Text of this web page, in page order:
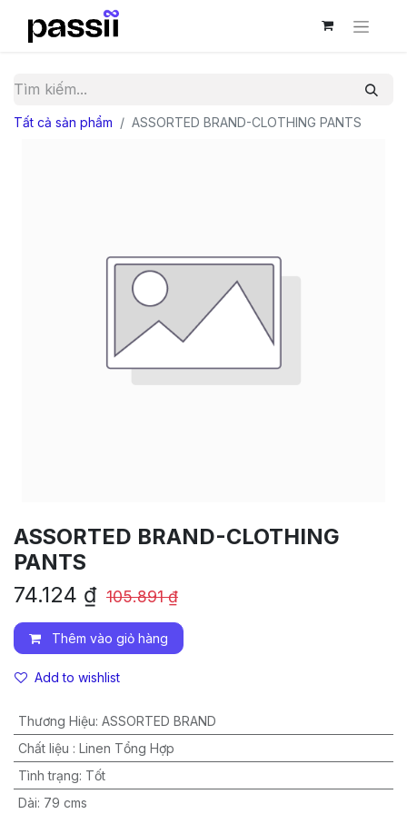
Tất cả sản phẩm ASSORTED BRAND-CLOTHING PANTS
ASSORTED BRAND-CLOTHING
PANTS
74.124 ₫ 105.891₫
Thêm vào giỏ hàng
Add to wishlist
Thương Hiệu: ASSORTED BRAND
Chất liệu : Linen Tổng Hợp
Tình trạng: Tốt
Dài: 79 cms